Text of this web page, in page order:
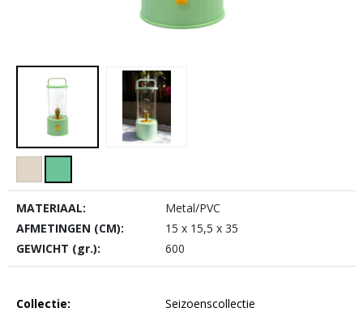
MATERIAAL:
Metal/PVC
AFMETINGEN (CM):
15 x 15,5 x 35
GEWICHT (gr.):
600
Collectie:
Seizoenscollectie